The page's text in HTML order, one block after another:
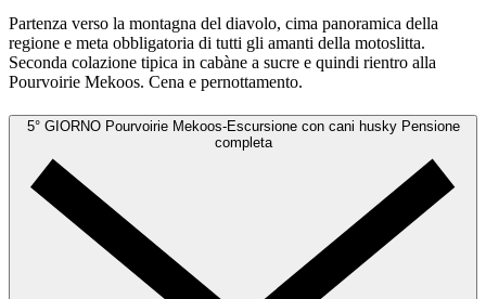
Partenza verso la montagna del diavolo, cima panoramica della
regione e meta obbligatoria di tutti gli amanti della motoslitta.
Seconda colazione tipica in cabàne a sucre e quindi rientro alla
Pourvoirie Mekoos. Cena e pernottamento.
5° GIORNO Pourvoirie Mekoos-Escursione con cani husky Pensione
completa